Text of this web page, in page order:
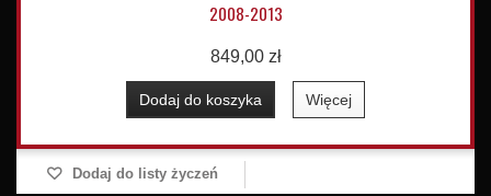
2008-2013
849,00 zł
Dodaj do koszyka Więcej
Dodaj do listy życzeń